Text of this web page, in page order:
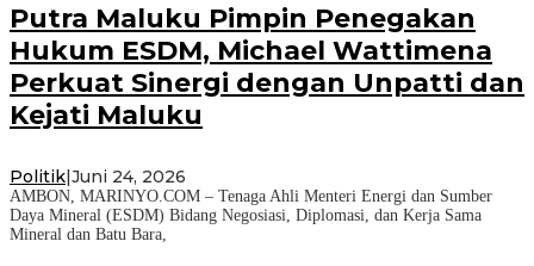
Putra Maluku Pimpin Penegakan
Hukum ESDM, Michael Wattimena
Perkuat Sinergi dengan Unpatti dan
Kejati Maluku
Politik|Juni 24, 2026
AMBON, MARINYO.COM – Tenaga Ahli Menteri Energi dan Sumber
Daya Mineral (ESDM) Bidang Negosiasi, Diplomasi, dan Kerja Sama
Mineral dan Batu Bara,